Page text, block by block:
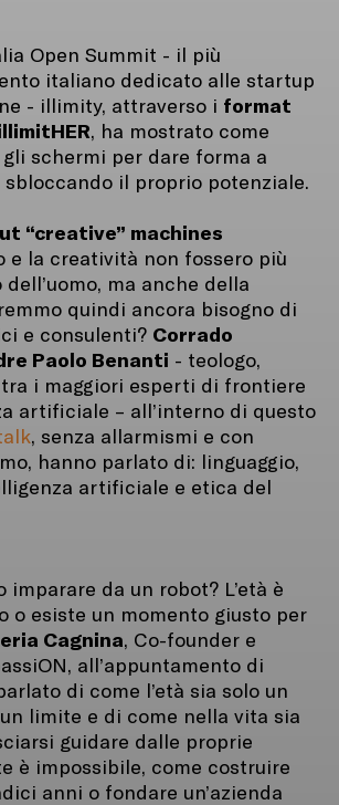
Open Summit - il più
italiano dedicato alle startup
- illimity, attraverso i format
, ha mostrato come
schermi per dare forma a
il proprio potenziale.
“creative” machines
e la creatività non fossero più
ma anche della
quindi ancora bisogno di
e consulenti? Corrado
Paolo Benanti - teologo,
i maggiori esperti di frontiere
artificiale – all’interno di questo
, senza allarmismi e con
hanno parlato di: linguaggio,
artificiale e etica del
imparare da un robot? L’età è
o esiste un momento giusto per
Cagnina, Co-founder e
all’appuntamento di
di come l’età sia solo un
limite e di come nella vita sia
guidare dalle proprie
è impossibile, come costruire
anni o fondare un’azienda